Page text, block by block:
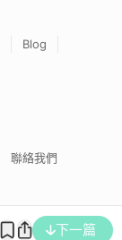
下一篇
Blog
聯絡我們